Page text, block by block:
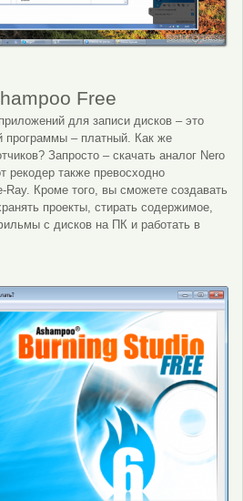
Free
для записи дисков – это
программы – платный. Как же
Запросто – скачать аналог Nero
рекодер также превосходно
Ray. Кроме того, вы сможете создавать
проекты, стирать содержимое,
с дисков на ПК и работать в